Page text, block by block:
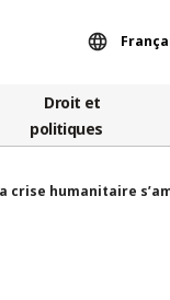
Droit et
politiques
crise humanitaire